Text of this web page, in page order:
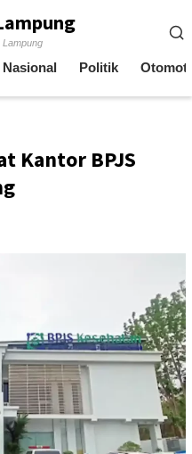
Lampung
Nasional Politik
Kantor BPJS